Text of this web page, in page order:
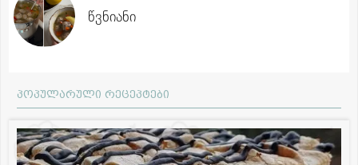
წვნიანი
პოპულარული რეცეპტები